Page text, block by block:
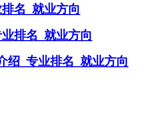
名_就业方向
排名_就业方向
绍_专业排名_就业方向